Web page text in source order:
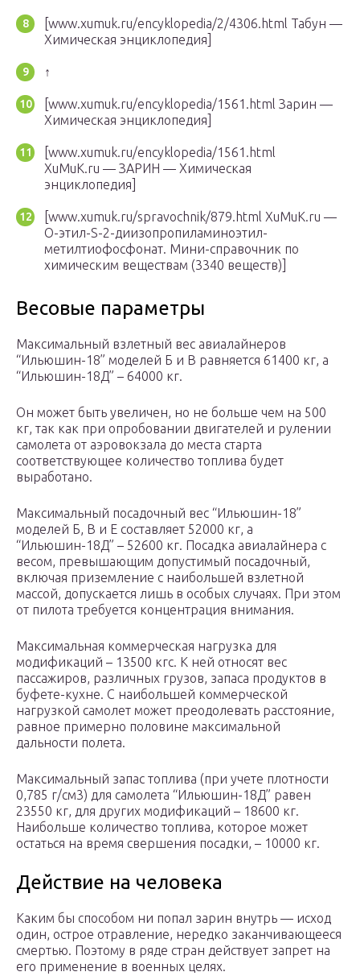
[www.xumuk.ru/encyklopedia/2/4306.html Табун —
Химическая энциклопедия]
↑
[www.xumuk.ru/encyklopedia/1561.html Зарин —
Химическая энциклопедия]
[www.xumuk.ru/encyklopedia/1561.html
XuMuK.ru — ЗАРИН — Химическая
энциклопедия]
[www.xumuk.ru/spravochnik/879.html XuMuK.ru —
O-этил-S-2-диизопропиламиноэтил-
метилтиофосфонат. Мини-справочник по
химическим веществам (3340 веществ)]
Весовые параметры
Максимальный взлетный вес авиалайнеров
“Ильюшин-18” моделей Б и В равняется 61400 кг, а
“Ильюшин-18Д” – 64000 кг.
Он может быть увеличен, но не больше чем на 500
кг, так как при опробовании двигателей и рулении
самолета от аэровокзала до места старта
соответствующее количество топлива будет
выработано.
Максимальный посадочный вес “Ильюшин-18”
моделей Б, В и Е составляет 52000 кг, а
“Ильюшин-18Д” – 52600 кг. Посадка авиалайнера с
весом, превышающим допустимый посадочный,
включая приземление с наибольшей взлетной
массой, допускается лишь в особых случаях. При этом
от пилота требуется концентрация внимания.
Максимальная коммерческая нагрузка для
модификаций – 13500 кгс. К ней относят вес
пассажиров, различных грузов, запаса продуктов в
буфете-кухне. С наибольшей коммерческой
нагрузкой самолет может преодолевать расстояние,
равное примерно половине максимальной
дальности полета.
Максимальный запас топлива (при учете плотности
0,785 г/см3) для самолета “Ильюшин-18Д” равен
23550 кг, для других модификаций – 18600 кг.
Наибольше количество топлива, которое может
остаться на время свершения посадки, – 10000 кг.
Действие на человека
Каким бы способом ни попал зарин внутрь — исход
один, острое отравление, нередко заканчивающееся
смертью. Поэтому в ряде стран действует запрет на
его применение в военных целях.